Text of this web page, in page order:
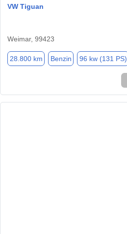
VW Tiguan
Weimar, 99423
28.800 km Benzin 96 kw (131 PS)